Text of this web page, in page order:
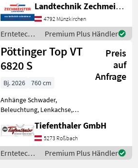
Erntetechnik Grünland
Schwader
Landtechnik Zechmeister GmbH & Co KG
4792 Münzkirchen
Erntetechnik
Grünland /
Pöttinger
Premium Plus Händler
Pöttinger Top VT
6820 S
Preis
auf
Anfrage
Bj. 2026
760 cm
Anhänge Schwader,
Beleuchtung, Lenkachse,
Tandemachse,
Zinkenverlustsicherung,
Schwadtuch Pöttinger TOP
VT 6820 S mit Hydraulischer
Tiefenthaler GmbH
5273 Roßbach
Erntetechnik
Grünland /
Premium Plus Händler